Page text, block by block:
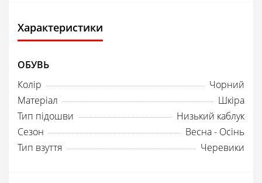
Характеристики
ОБУВЬ
Колір
Чорний
Матеріал
Шкіра
Тип підошви
Низький каблук
Сезон
Весна - Осінь
Тип взуття
Черевики